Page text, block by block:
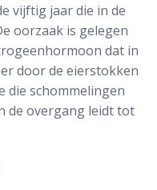
vijftig jaar die in de
oorzaak is gelegen
dat in
door de eierstokken
die schommelingen
de overgang leidt tot